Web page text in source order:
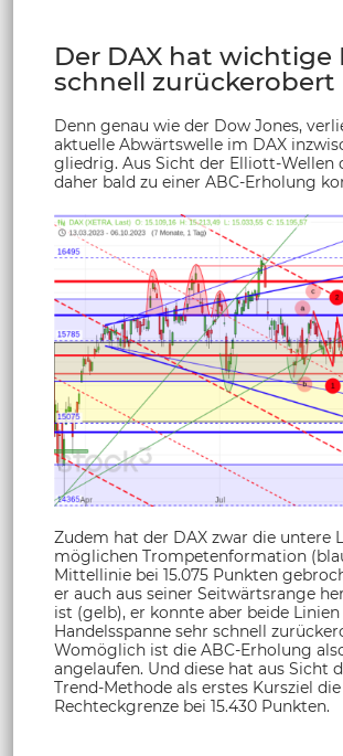
Der DAX hat wichtige
schnell zurückerobert
Denn genau wie der Dow Jones,
aktuelle Abwärtswelle im DAX
gliedrig. Aus Sicht der Elliott-Wellen
daher bald zu einer ABC-Erholung
Zudem hat der DAX zwar die untere
möglichen Trompetenformation
Mittellinie bei 15.075 Punkten
er auch aus seiner Seitwärtsrange
ist (gelb), er konnte aber beide
Handelsspanne sehr schnell
Womöglich ist die ABC-Erholung
angelaufen. Und diese hat aus Sicht
Trend-Methode als erstes Kursziel die
Rechteckgrenze bei 15.430 Punkten.